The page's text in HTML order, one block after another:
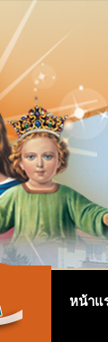
หน้าแ